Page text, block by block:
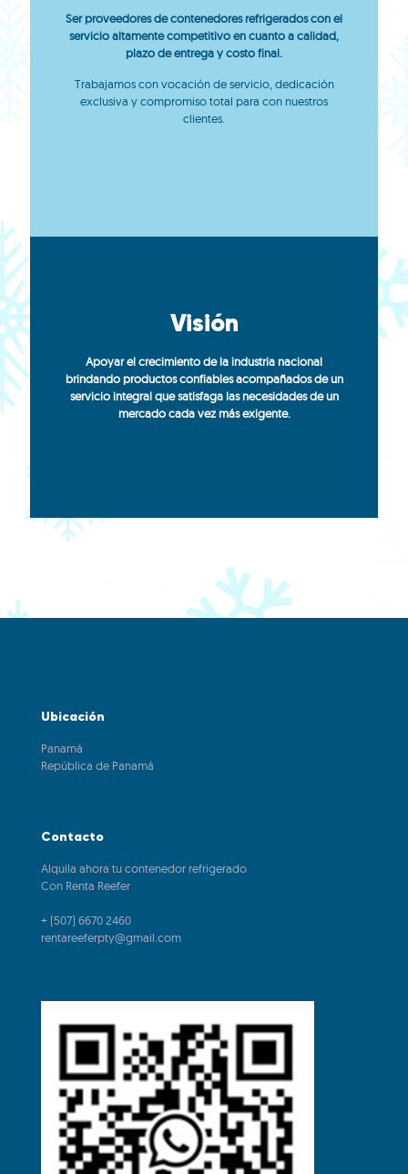
Ser proveedores de contenedores refrigerados con el
servicio altamente competitivo en cuanto a calidad,
plazo de entrega y costo final.
Trabajamos con vocación de servicio, dedicación
exclusiva y compromiso total para con nuestros
clientes.
Visión
Apoyar el crecimiento de la industria nacional
brindando productos confiables acompañados de un
servicio integral que satisfaga las necesidades de un
mercado cada vez más exigente.
Ubicación
Panamá
República de Panamá
Contacto
Alquila ahora tu contenedor refrigerado
Con Renta Reefer
+ (507) 6670 2460
rentareeferpty@gmail.com